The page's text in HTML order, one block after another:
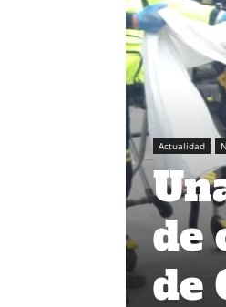
Actualidad
de
de